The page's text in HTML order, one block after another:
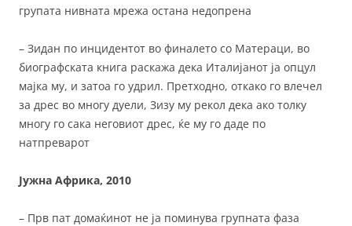
групата нивната мрежа остана недопрена
– Зидан по инцидентот во финалето со Матераци, во
биографската книга раскажа дека Италијанот ја опцул
мајка му, и затоа го удрил. Претходно, откако го влечел
за дрес во многу дуели, Зизу му рекол дека ако толку
многу го сака неговиот дрес, ќе му го даде по
натпреварот
Јужна Африка, 2010
– Прв пат домаќинот не ја поминува групната фаза